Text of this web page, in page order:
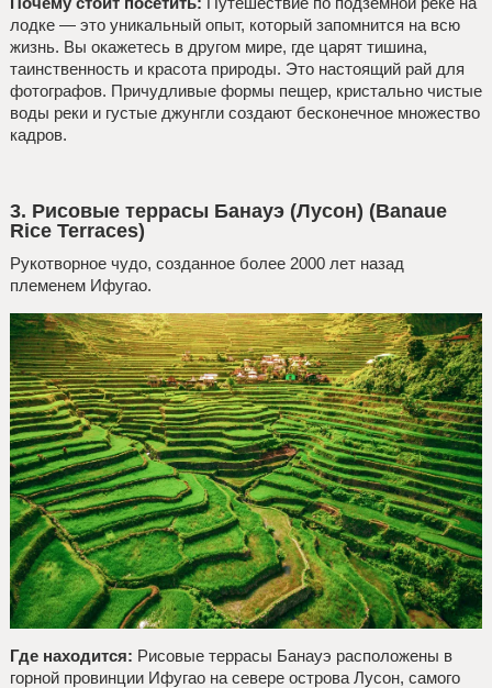
лодке — это уникальный опыт, который запомнится на всю
жизнь. Вы окажетесь в другом мире, где царят тишина,
таинственность и красота природы. Это настоящий рай для
фотографов. Причудливые формы пещер, кристально чистые
воды реки и густые джунгли создают бесконечное множество
кадров.
3. Рисовые террасы Банауэ (Лусон) (Banaue
Rice Terraces)
Рукотворное чудо, созданное более 2000 лет назад
племенем Ифугао.
Где находится: Рисовые террасы Банауэ расположены в
горной провинции Ифугао на севере острова Лусон, самого